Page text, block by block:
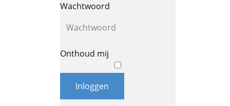
Wachtwoord
Onthoud mij
Inloggen